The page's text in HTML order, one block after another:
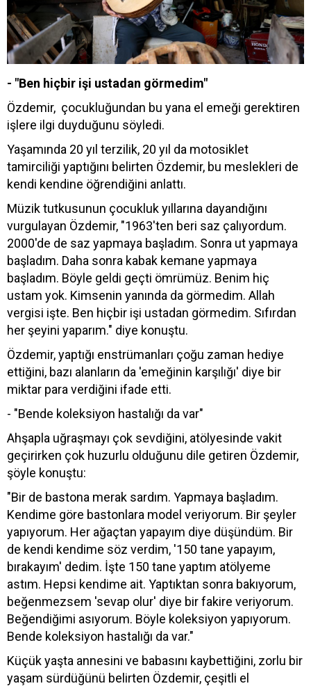
- "Ben hiçbir işi ustadan görmedim"
Özdemir, çocukluğundan bu yana el emeği gerektiren
işlere ilgi duyduğunu söyledi.
Yaşamında 20 yıl terzilik, 20 yıl da motosiklet
tamirciliği yaptığını belirten Özdemir, bu meslekleri de
kendi kendine öğrendiğini anlattı.
Müzik tutkusunun çocukluk yıllarına dayandığını
vurgulayan Özdemir, "1963'ten beri saz çalıyordum.
2000'de de saz yapmaya başladım. Sonra ut yapmaya
başladım. Daha sonra kabak kemane yapmaya
başladım. Böyle geldi geçti ömrümüz. Benim hiç
ustam yok. Kimsenin yanında da görmedim. Allah
vergisi işte. Ben hiçbir işi ustadan görmedim. Sıfırdan
her şeyini yaparım." diye konuştu.
Özdemir, yaptığı enstrümanları çoğu zaman hediye
ettiğini, bazı alanların da 'emeğinin karşılığı' diye bir
miktar para verdiğini ifade etti.
- "Bende koleksiyon hastalığı da var"
Ahşapla uğraşmayı çok sevdiğini, atölyesinde vakit
geçirirken çok huzurlu olduğunu dile getiren Özdemir,
şöyle konuştu:
"Bir de bastona merak sardım. Yapmaya başladım.
Kendime göre bastonlara model veriyorum. Bir şeyler
yapıyorum. Her ağaçtan yapayım diye düşündüm. Bir
de kendi kendime söz verdim, '150 tane yapayım,
bırakayım' dedim. İşte 150 tane yaptım atölyeme
astım. Hepsi kendime ait. Yaptıktan sonra bakıyorum,
beğenmezsem 'sevap olur' diye bir fakire veriyorum.
Beğendiğimi asıyorum. Böyle koleksiyon yapıyorum.
Bende koleksiyon hastalığı da var."
Küçük yaşta annesini ve babasını kaybettiğini, zorlu bir
yaşam sürdüğünü belirten Özdemir, çeşitli el